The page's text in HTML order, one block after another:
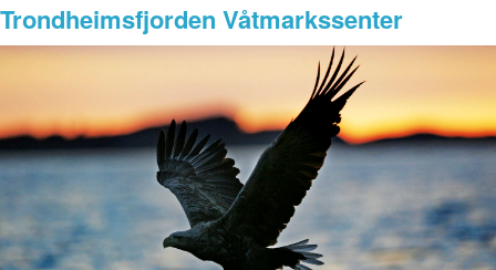
Trondheimsfjorden Våtmarkssenter